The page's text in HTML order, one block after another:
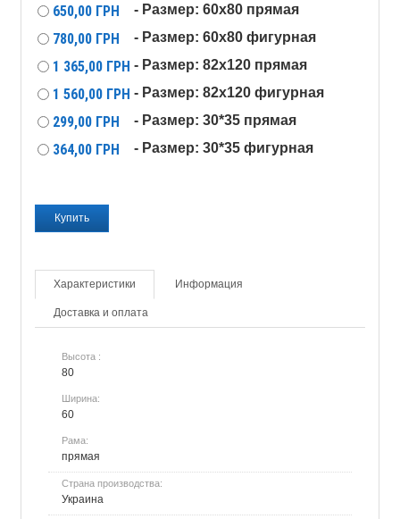
650,00 ГРН - Размер: 60x80 прямая
780,00 ГРН - Размер: 60x80 фигурная
1 365,00 ГРН - Размер: 82x120 прямая
1 560,00 ГРН - Размер: 82x120 фигурная
299,00 ГРН - Размер: 30*35 прямая
364,00 ГРН - Размер: 30*35 фигурная
Характеристики Информация
Доставка и оплата
Высота :
80
Ширина:
60
Рама:
прямая
Страна производства:
Украина